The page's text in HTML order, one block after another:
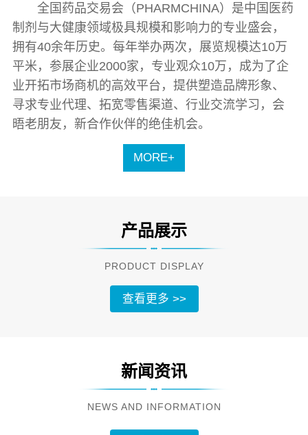
全国药品交易会（PHARMCHINA）是中国医药
制剂与大健康领域极具规模和影响力的专业盛会，
拥有40余年历史。每年举办两次，展览规模达10万
平米，参展企业2000家，专业观众10万，成为了企
业开拓市场商机的高效平台，提供塑造品牌形象、
寻求专业代理、拓宽零售渠道、行业交流学习，会
晤老朋友，新合作伙伴的绝佳机会。
MORE+
产品展示
PRODUCT DISPLAY
查看更多 >>
新闻资讯
NEWS AND INFORMATION